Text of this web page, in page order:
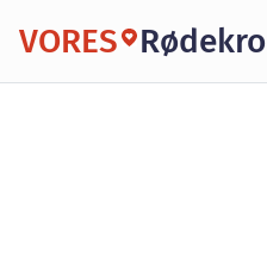
VORES Rødekro